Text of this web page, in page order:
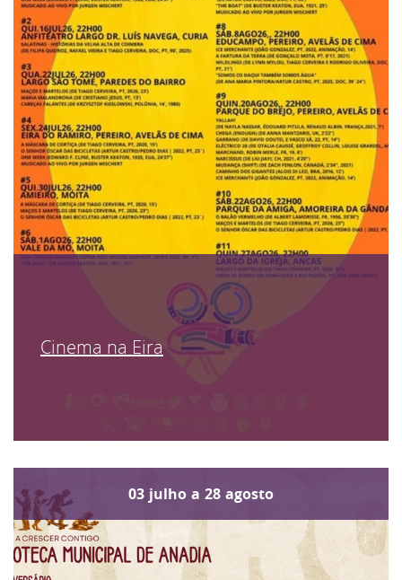
Cinema na Eira
03 julho a 28 agosto